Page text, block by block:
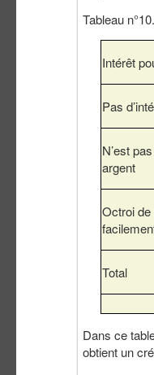
Tableau
Intérêt
Pas
N’est
argent
Octroi
Total
Dans ce
obtient un